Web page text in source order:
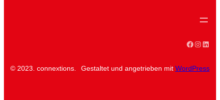
Facebook
© 2023. connextions. Gestaltet und angetrieben mit WordPress